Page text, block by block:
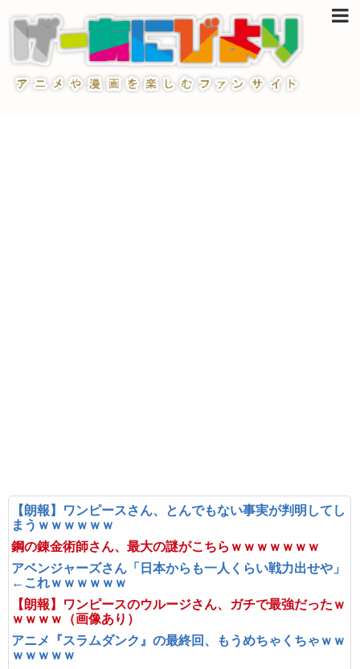
【朗報】ワンピースさん、とんでもない事実が判明してし
まうｗｗｗｗｗｗ
鋼の錬金術師さん、最大の謎がこちらｗｗｗｗｗｗｗ
アベンジャーズさん「日本からも一人くらい戦力出せや」
←これｗｗｗｗｗｗ
【朗報】ワンピースのウルージさん、ガチで最強だったｗ
ｗｗｗｗ（画像あり）
アニメ『スラムダンク』の最終回、もうめちゃくちゃｗｗ
ｗｗｗｗｗ